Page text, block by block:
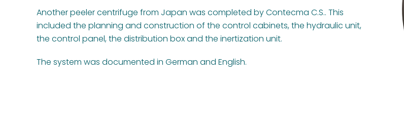
Another peeler centrifuge from Japan was completed by Contecma C.S.. This
included the planning and construction of the control cabinets, the hydraulic unit,
the control panel, the distribution box and the inertization unit.
The system was documented in German and English.